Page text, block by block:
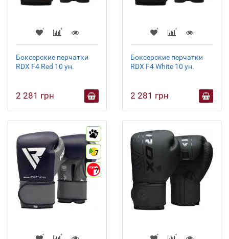
Боксерские перчатки
RDX F4 Red 10 ун.
2 281 грн
Боксерские перчатки
RDX F4 White 10 ун.
2 281 грн
7
7
7